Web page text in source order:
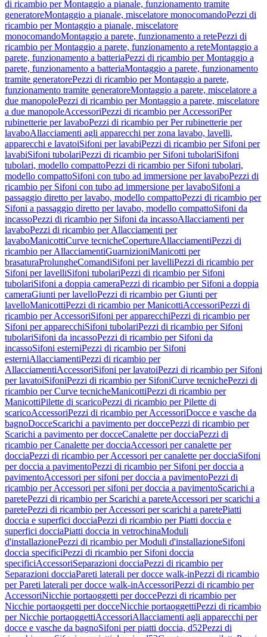
di ricambio per Montaggio a pianale, funzionamento tramite
generatoreMontaggio a pianale, miscelatore monocomandoPezzi di
ricambio per Montaggio a pianale, miscelatore
monocomandoMontaggio a parete, funzionamento a retePezzi di
ricambio per Montaggio a parete, funzionamento a reteMontaggio a
parete, funzionamento a batteriaPezzi di ricambio per Montaggio a
parete, funzionamento a batteriaMontaggio a parete, funzionamento
tramite generatorePezzi di ricambio per Montaggio a parete,
funzionamento tramite generatoreMontaggio a parete, miscelatore a
due manopolePezzi di ricambio per Montaggio a parete, miscelatore
a due manopoleAccessoriPezzi di ricambio per AccessoriPer
rubinetterie per lavaboPezzi di ricambio per Per rubinetterie per
lavaboAllacciamenti agli apparecchi per zona lavabo, lavelli,
apparecchi e lavatoiSifoni per lavabiPezzi di ricambio per Sifoni per
lavabiSifoni tubolariPezzi di ricambio per Sifoni tubolariSifoni
tubolari, modello compattoPezzi di ricambio per Sifoni tubolari,
modello compattoSifoni con tubo ad immersione per lavaboPezzi di
ricambio per Sifoni con tubo ad immersione per lavaboSifoni a
passaggio diretto per lavabo, modello compattoPezzi di ricambio per
Sifoni a passaggio diretto per lavabo, modello compattoSifoni da
incassoPezzi di ricambio per Sifoni da incassoAllacciamenti per
lavaboPezzi di ricambio per Allacciamenti per
lavaboManicottiCurve tecnicheCopertureAllacciamentiPezzi di
ricambio per AllacciamentiGuarnizioniManicotti per
brasaturaProlungheComandiSifoni per lavelliPezzi di ricambio per
Sifoni per lavelliSifoni tubolariPezzi di ricambio per Sifoni
tubolariSifoni a doppia cameraPezzi di ricambio per Sifoni a doppia
cameraGiunti per lavelloPezzi di ricambio per Giunti per
lavelloManicottiPezzi di ricambio per ManicottiAccessoriPezzi di
ricambio per AccessoriSifoni per apparecchiPezzi di ricambio per
Sifoni per apparecchiSifoni tubolariPezzi di ricambio per Sifoni
tubolariSifoni da incassoPezzi di ricambio per Sifoni da
incassoSifoni esterniPezzi di ricambio per Sifoni
esterniAllacciamentiPezzi di ricambio per
AllacciamentiAccessoriSifoni per lavatoiPezzi di ricambio per Sifoni
per lavatoiSifoniPezzi di ricambio per SifoniCurve tecnichePezzi di
ricambio per Curve tecnicheManicottiPezzi di ricambio per
ManicottiPilette di scaricoPezzi di ricambio per Pilette di
scaricoAccessoriPezzi di ricambio per AccessoriDocce e vasche da
bagnoDocceScarichi a pavimento per doccePezzi di ricambio per
Scarichi a pavimento per docceCanalette per docciaPezzi di
ricambio per Canalette per docciaAccessori per canalette per
docciaPezzi di ricambio per Accessori per canalette per docciaSifoni
per doccia a pavimentoPezzi di ricambio per Sifoni per doccia a
pavimentoAccessori per sifoni per doccia a pavimentoPezzi di
ricambio per Accessori per sifoni per doccia a pavimentoScarichi a
paretePezzi di ricambio per Scarichi a pareteAccessori per scarichi a
paretePezzi di ricambio per Accessori per scarichi a paretePiatti
doccia e superfici docciaPezzi di ricambio per Piatti doccia e
superfici docciaPiatti doccia in vetrochinaModuli
d'installazionePezzi di ricambio per Moduli d'installazioneSifoni
doccia specificiPezzi di ricambio per Sifoni doccia
specificiAccessoriSeparazioni docciaPezzi di ricambio per
Separazioni docciaPareti laterali per docce walk-inPezzi di ricambio
per Pareti laterali per docce walk-inAccessoriPezzi di ricambio per
AccessoriNicchie portaoggetti per doccePezzi di ricambio per
Nicchie portaoggetti per docceNicchie portaoggettiPezzi di ricambio
per Nicchie portaoggettiAccessoriAllacciamenti agli apparecchi per
docce e vasche da bagnoSifoni per piatti doccia, d52Pezzi di